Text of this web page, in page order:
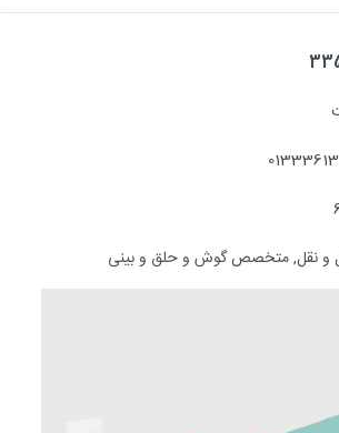
نقل,متخصص گوش و حلق و بینی